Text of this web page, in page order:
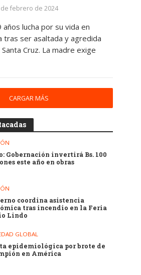
febrero de 2024
lucha por su vida en
tras ser asaltada y agredida
Cruz. La madre exige
CARGAR MÁS
Gobernación invertirá Bs. 100
este año en obras
coordina asistencia
tras incendio en la Feria
Lindo
GLOBAL
epidemiológica por brote de
en América